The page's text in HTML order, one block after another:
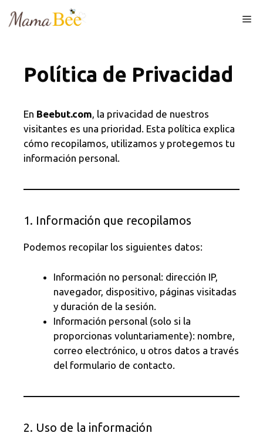
Política de Privacidad
En Beebut.com, la privacidad de nuestros
visitantes es una prioridad. Esta política explica
cómo recopilamos, utilizamos y protegemos tu
información personal.
1. Información que recopilamos
Podemos recopilar los siguientes datos:
Información no personal: dirección IP,
navegador, dispositivo, páginas visitadas
y duración de la sesión.
Información personal (solo si la
proporcionas voluntariamente): nombre,
correo electrónico, u otros datos a través
del formulario de contacto.
2. Uso de la información